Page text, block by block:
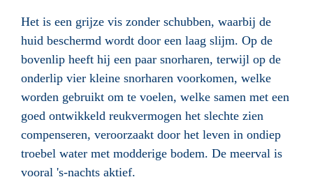
Het is een grijze vis zonder schubben, waarbij de
huid beschermd wordt door een laag slijm. Op de
bovenlip heeft hij een paar snorharen, terwijl op de
onderlip vier kleine snorharen voorkomen, welke
worden gebruikt om te voelen, welke samen met een
goed ontwikkeld reukvermogen het slechte zien
compenseren, veroorzaakt door het leven in ondiep
troebel water met modderige bodem. De meerval is
vooral 's-nachts aktief.